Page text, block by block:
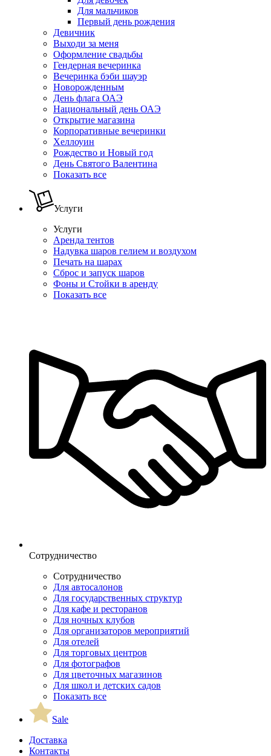
Для мальчиков
Первый день рождения
Девичник
Выходи за меня
Оформление свадьбы
Гендерная вечеринка
Вечеринка бэби шауэр
Новорожденным
День флага ОАЭ
Национальный день ОАЭ
Открытие магазина
Корпоративные вечеринки
Хеллоуин
Рождество и Новый год
День Святого Валентина
Показать все
Услуги
Услуги
Аренда тентов
Надувка шаров гелием и воздухом
Печать на шарах
Сброс и запуск шаров
Фоны и Стойки в аренду
Показать все
Сотрудничество
Сотрудничество
Для автосалонов
Для государственных структур
Для кафе и ресторанов
Для ночных клубов
Для организаторов мероприятий
Для отелей
Для торговых центров
Для фотографов
Для цветочных магазинов
Для школ и детских садов
Показать все
Sale
Доставка
Контакты